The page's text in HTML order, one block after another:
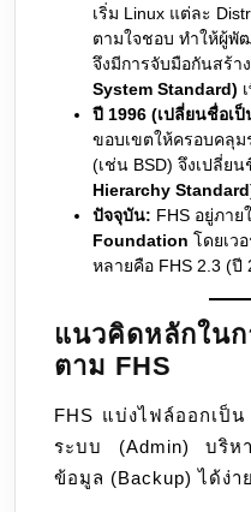
เริ่ม Linux แต่ละ
ตามใจชอบ ทำให้ผู้พั
จึงมีการจับมือกันสร้า
System Standard)
ปี 1996 (เปลี่ยนชื่อเป็
ขอบเขตให้ครอบคลุม
(เช่น BSD) จึงเปลี่ยน
Hierarchy
ปัจจุบัน: FHS อยู่ภาย
Foundation โดยเว
หลายคือ FHS 2.3 (ปี
แนวคิดหลักใน
ตาม FHS
FHS แบ่งไฟล์ออกเป็น
ระบบ (Admin) บริหา
ข้อมูล (Backup) ได้ง่า